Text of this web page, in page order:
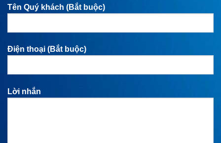
Tên Quý khách (Bắt buộc)
Điện thoại (Bắt buộc)
Lời nhắn